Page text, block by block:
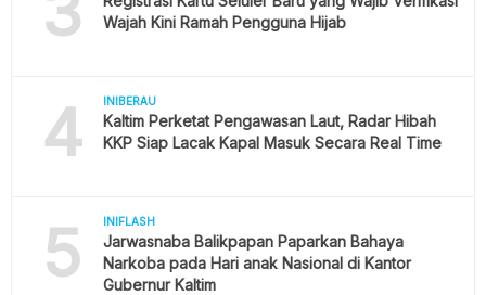
Wajah Kini Ramah Pengguna Hijab
4 INIBERAU
Kaltim Perketat Pengawasan Laut, Radar Hibah
KKP Siap Lacak Kapal Masuk Secara Real Time
5 INIFLASH
Jarwasnaba Balikpapan Paparkan Bahaya
Narkoba pada Hari anak Nasional di Kantor
Gubernur Kaltim